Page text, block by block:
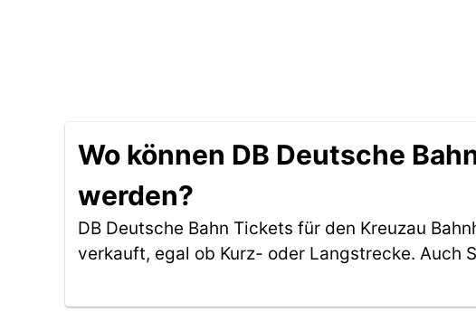
Wo können DB Deutsche
werden?
DB Deutsche Bahn Tickets für den Kreuzau
verkauft, egal ob Kurz- oder Langstrecke. Auch